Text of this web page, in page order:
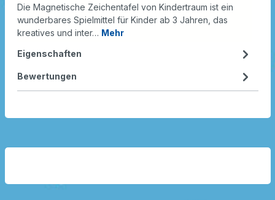
Die Magnetische Zeichentafel von Kindertraum ist ein
wunderbares Spielmittel für Kinder ab 3 Jahren, das
kreatives und inter… Mehr
Eigenschaften
Bewertungen